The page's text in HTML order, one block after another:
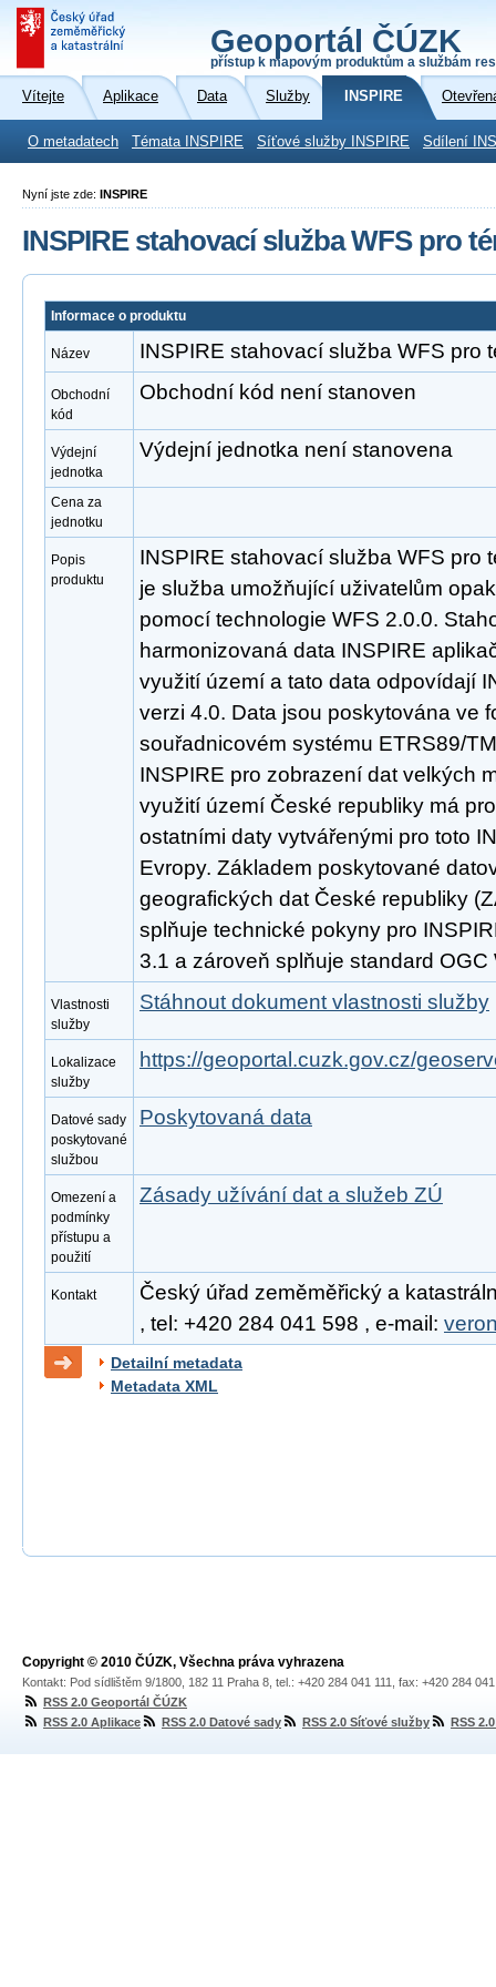
Geoportál ČÚZK
přístup k mapovým produktům a službám
Vítejte Aplikace Data Služby INSPIRE
O metadatech Témata INSPIRE Síťové služby INSPIRE Sdílení
Nyní jste zde: INSPIRE
INSPIRE stahovací služba WFS pro
Informace o produktu
Název INSPIRE stahovací služba WFS pro
Obchodní
kód
Obchodní kód není stanoven
Výdejní
jednotka
Výdejní jednotka není stanovena
Cena za
jednotku
Popis
produktu
INSPIRE stahovací služba WFS pro
je služba umožňující uživatelům
pomocí technologie WFS 2.0.0.
harmonizovaná data INSPIRE
využití území a tato data odpovídají
verzi 4.0. Data jsou poskytována ve
souřadnicovém systému ETRS89/
INSPIRE pro zobrazení dat velkých
využití území České republiky má
ostatními daty vytvářenými pro toto
Evropy. Základem poskytované
geografických dat České republiky
splňuje technické pokyny pro
3.1 a zároveň splňuje standard OGC
Vlastnosti
služby
Stáhnout dokument vlastnosti služby
Lokalizace
služby
https://geoportal.cuzk.gov.cz/
Datové sady
poskytované
službou
Poskytovaná data
Omezení a
podmínky
přístupu a
použití
Zásady užívání dat a služeb ZÚ
Kontakt
Český úřad zeměměřický a
, tel: +420 284 041 598 , e-mail:
Detailní metadata
Metadata XML
Copyright © 2010 ČÚZK, Všechna práva vyhrazena
Kontakt: Pod sídlištěm 9/1800, 182 11 Praha 8, tel.: +420 284 041 111, fax: +420 284
RSS 2.0 Geoportál ČÚZK
RSS 2.0 Aplikace
RSS 2.0 Datové sady RSS 2.0 Síťové služby RSS